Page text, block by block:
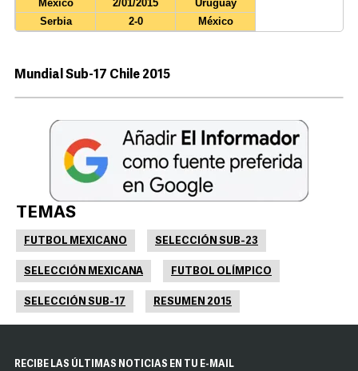
México 2/01/2015
Uruguay
Serbia
2-0 México
Mundial Sub-17 Chile 2015
TEMAS
FUTBOL MEXICANO SELECCIÓN SUB-23
SELECCIÓN MEXICANA FUTBOL OLÍMPICO
SELECCIÓN SUB-17 RESUMEN 2015
RECIBE LAS ÚLTIMAS NOTICIAS EN TU E-MAIL